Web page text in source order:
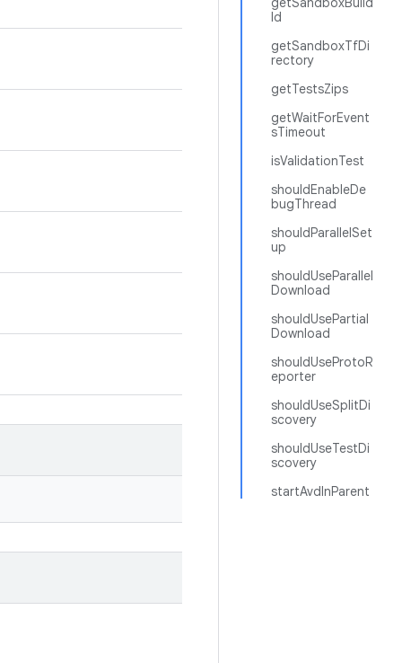
Id
getSandboxTfDi
rectory
getTestsZips
getWaitForEvent
sTimeout
isValidationTest
shouldEnableDe
bugThread
shouldParallelSet
up
shouldUseParallel
Download
shouldUsePartial
Download
shouldUseProtoR
eporter
shouldUseSplitDi
scovery
shouldUseTestDi
scovery
startAvdInParent